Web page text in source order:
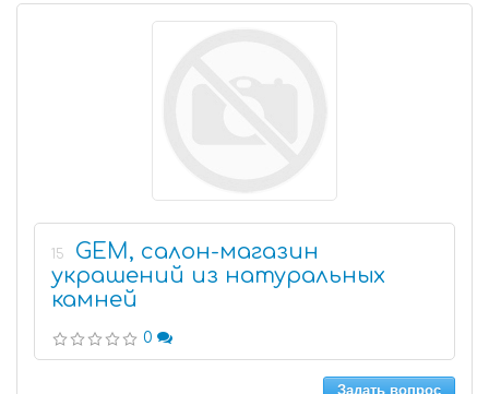
15
GEM, салон-магазин
украшений из натуральных
камней
0
Задать вопрос